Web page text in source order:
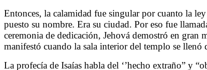
Entonces, la calamidad fue singular por cuanto la
puesto su nombre. Era su ciudad. Por eso fue
ceremonia de dedicación, Jehová demostró en gran
manifestó cuando la sala interior del templo se llenó
La profecía de Isaías habla del ‘’hecho extraño” y